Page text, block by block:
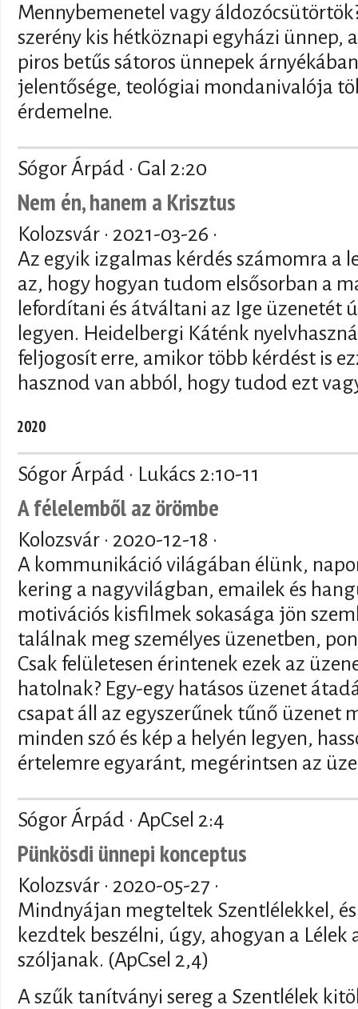
Mennybemenetel vagy
szerény kis hétköznapi egyházi ünnep,
piros betűs sátoros ünnepek
jelentősége, teológiai mondanivalója
érdemelne.
Sógor Árpád · Gal 2:20
Nem én, hanem a Krisztus
Kolozsvár · 2021-03-26 ·
Az egyik izgalmas kérdés számomra a
az, hogy hogyan tudom elsősorban a
lefordítani és átváltani az Ige üzenetét
legyen. Heidelbergi Káténk
feljogosít erre, amikor több kérdést is
hasznod van abból, hogy tudod ezt
2020
Sógor Árpád · Lukács 2:10-11
A félelemből az örömbe
Kolozsvár · 2020-12-18 ·
A kommunikáció világában élünk,
kering a nagyvilágban, emailek és
motivációs kisfilmek sokasága jön
találnak meg személyes üzenetben,
Csak felületesen érintenek ezek az
hatolnak? Egy-egy hatásos üzenet
csapat áll az egyszerűnek tűnő üzenet
minden szó és kép a helyén legyen,
értelemre egyaránt, megérintsen az
Sógor Árpád · ApCsel 2:4
Pünkösdi ünnepi konceptus
Kolozsvár · 2020-05-27 ·
Mindnyájan megteltek Szentlélekkel,
kezdtek beszélni, úgy, ahogyan a
szóljanak. (ApCsel 2,4)
A szűk tanítványi sereg a Szentlélek